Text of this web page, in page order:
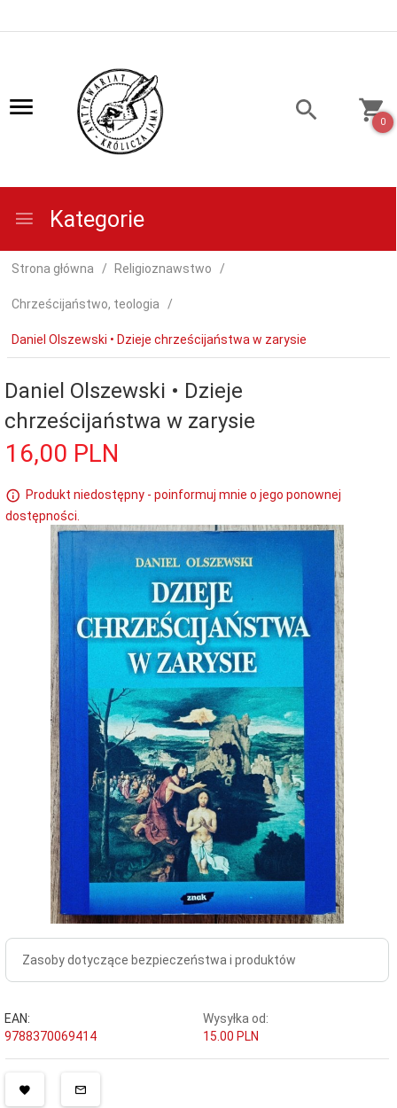
0
Kategorie
Strona główna Religioznawstwo
Chrześcijaństwo, teologia
Daniel Olszewski • Dzieje chrześcijaństwa w zarysie
Daniel Olszewski • Dzieje
chrześcijaństwa w zarysie
16,00 PLN
Produkt niedostępny - poinformuj mnie o jego ponownej
dostępności.
Zasoby dotyczące bezpieczeństwa i produktów
EAN:
9788370069414
Wysyłka od:
15.00 PLN